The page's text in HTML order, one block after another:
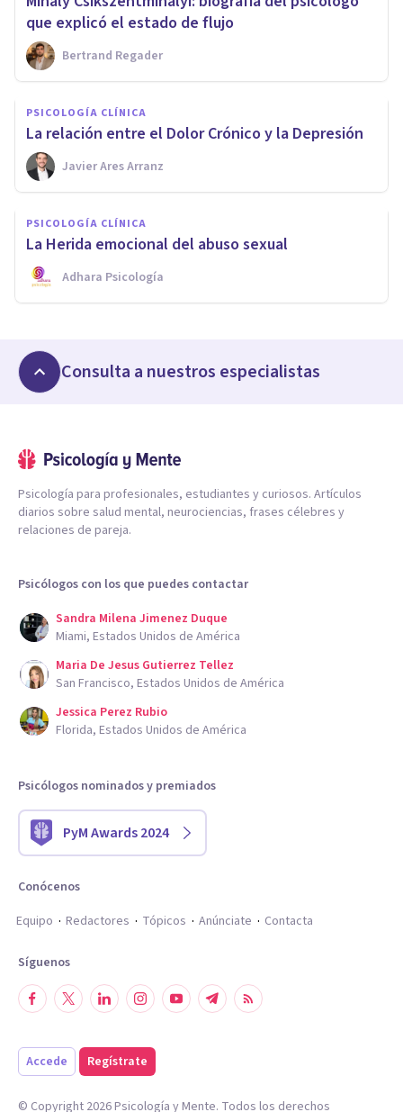
que explicó el estado de flujo
Bertrand Regader
PSICOLOGÍA CLÍNICA
La relación entre el Dolor Crónico y la Depresión
Javier Ares Arranz
PSICOLOGÍA CLÍNICA
La Herida emocional del abuso sexual
Adhara Psicología
Consulta a nuestros especialistas
Psicología para profesionales, estudiantes y curiosos. Artículos
diarios sobre salud mental, neurociencias, frases célebres y
relaciones de pareja.
Psicólogos con los que puedes contactar
Sandra Milena Jimenez Duque
Miami, Estados Unidos de América
Maria De Jesus Gutierrez Tellez
San Francisco, Estados Unidos de América
Jessica Perez Rubio
Florida, Estados Unidos de América
Psicólogos nominados y premiados
PyM Awards 2024
Conócenos
Equipo
Redactores Tópicos Anúnciate Contacta
Síguenos
Accede Regístrate
© Copyright 2026Psicología y Mente. Todos los derechos